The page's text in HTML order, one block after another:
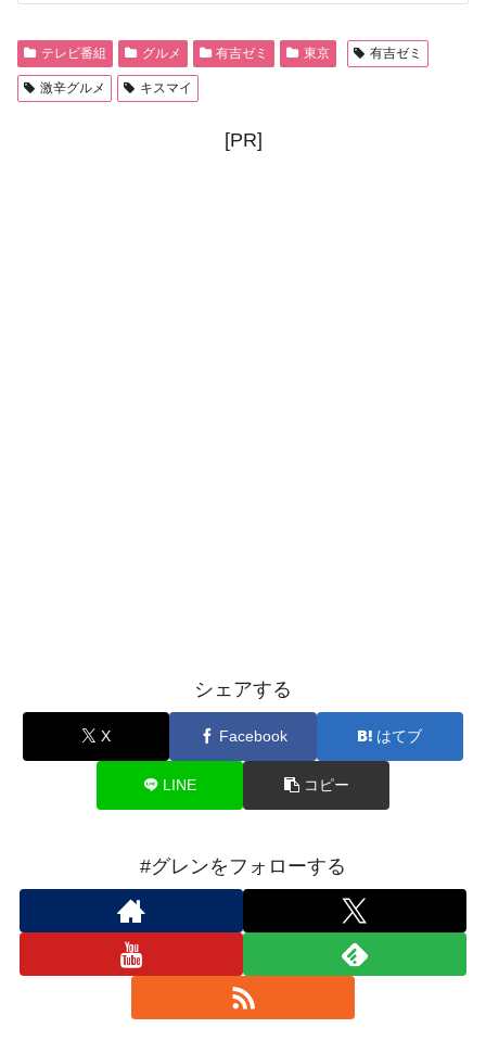
テレビ番組 グルメ 有吉ゼミ 東京 有吉ゼミ
激辛グルメ キスマイ
[PR]
シェアする
X Facebook はてブ
LINE コピー
#グレンをフォローする